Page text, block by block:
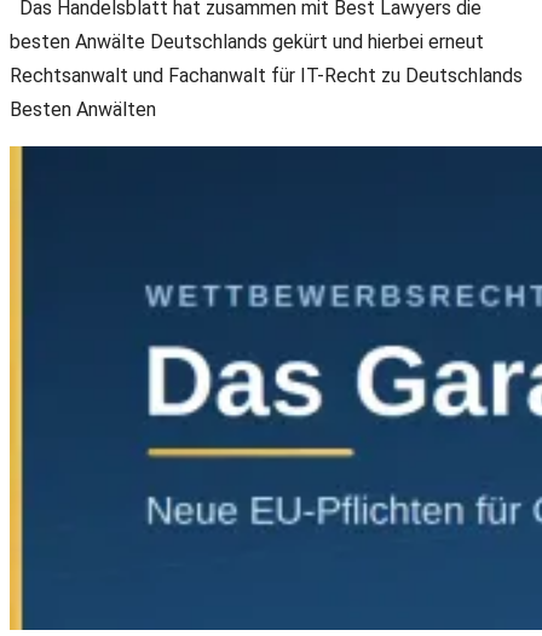
Das Handelsblatt hat zusammen mit Best Lawyers die
besten Anwälte Deutschlands gekürt und hierbei erneut
Rechtsanwalt und Fachanwalt für IT-Recht zu Deutschlands
Besten Anwälten